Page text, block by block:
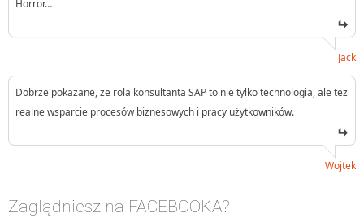
Horror…
Jack
Dobrze pokazane, że rola konsultanta SAP to nie tylko technologia, ale też
realne wsparcie procesów biznesowych i pracy użytkowników.
Wojtek
Zaglądniesz na FACEBOOKA?